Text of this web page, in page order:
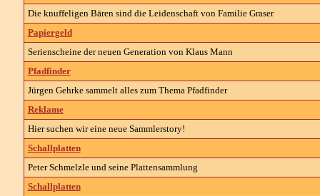
Die knuffeligen Bären sind die Leidenschaft von Familie Graser
Papiergeld
Serienscheine der neuen Generation von Klaus Mann
Pfadfinder
Jürgen Gehrke sammelt alles zum Thema Pfadfinder
Reklame
Hier suchen wir eine neue Sammlerstory!
Schallplatten
Peter Schmelzle und seine Plattensammlung
Schallplatten